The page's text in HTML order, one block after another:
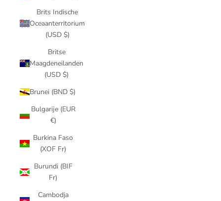
Brits Indische
Oceaanterritorium
(USD $)
Britse
Maagdeneilanden
(USD $)
Brunei (BND $)
Bulgarije (EUR
€)
Burkina Faso
(XOF Fr)
Burundi (BIF
Fr)
Cambodja